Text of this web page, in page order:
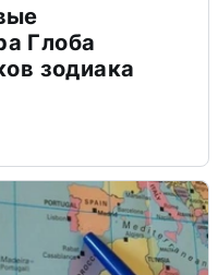
Глоба
зодиака